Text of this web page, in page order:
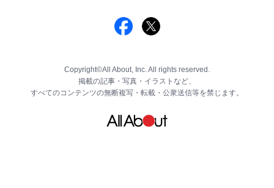
Copyright©All About, Inc. All rights reserved.
掲載の記事・写真・イラストなど、
すべてのコンテンツの無断複写・転載・公衆送信等を禁じます。